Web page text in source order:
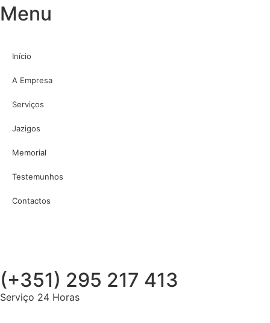
Menu
Início
A Empresa
Serviços
Jazigos
Memorial
Testemunhos
Contactos
(+351) 295 217 413
Serviço 24 Horas